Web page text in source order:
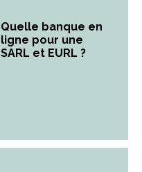
Quelle banque en
ligne pour une
SARL et EURL ?